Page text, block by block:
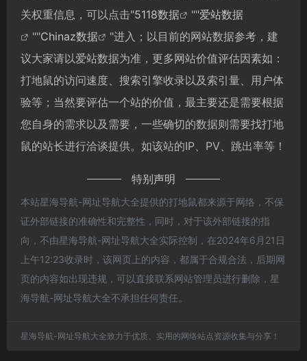
关权重信息，可以点击"5118数据 ""爱站数据
""Chinaz数据
"进入；以目前的网站数据参考，建
议大家请以爱站数据为准，更多网站价值评估因素如：
打地鼠的访问速度、搜索引擎收录以及索引量、用户体
验等；当然要评估一个站的价值，最主要还是需要根据
您自身的需求以及需要，一些确切的数据则需要找打地
鼠的站长进行洽谈提供。如该站的IP、PV、跳出率等！
特别声明
本站星海导航-网址导航大全提供的打地鼠都来源于网络，不保
证外部链接的准确性和完整性，同时，对于该外部链接的指
向，不由星海导航-网址导航大全实际控制，在2024年6月21日
上午12:23收录时，该网页上的内容，都属于合规合法，后期网
页的内容如出现违规，可以直接联系网站管理员进行删除，星
海导航-网址导航大全不承担任何责任。
星海导航-网址导航大全致力于优质、实用的网络站点资源收集与分享！